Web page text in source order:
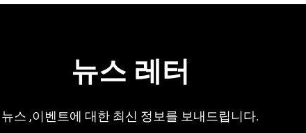
뉴스 레터
뉴스 ,이벤트에 대한 최신 정보를 보내드립니다.